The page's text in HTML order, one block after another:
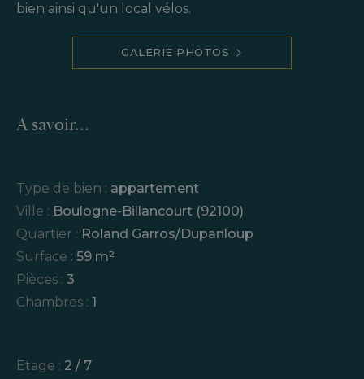
bien ainsi qu'un local vélos.
GALERIE PHOTOS
A savoir...
Type de bien : appartement
Ville : Boulogne-Billancourt (92100)
Quartier : Roland Garros/Dupanloup
Surface : 59 m²
Pièces : 3
Chambres : 1
Etage : 2 / 7